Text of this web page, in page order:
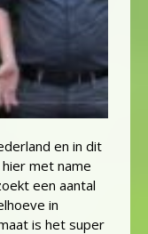
en in dit
met name
een aantal
in
is het super